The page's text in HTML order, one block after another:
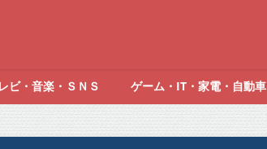
ビ・音楽・ＳＮＳ ゲーム・IT・家電・自動車